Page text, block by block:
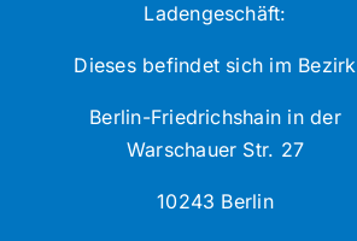
Ladengeschäft:
Dieses befindet sich im Bezirk
Berlin-Friedrichshain in der
Warschauer Str. 27
10243 Berlin